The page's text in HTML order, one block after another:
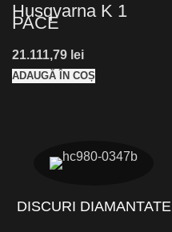
Husqvarna K 1
PACE
lei
ADAUGĂ ÎN COȘ
DISCURI DIAMANTATE